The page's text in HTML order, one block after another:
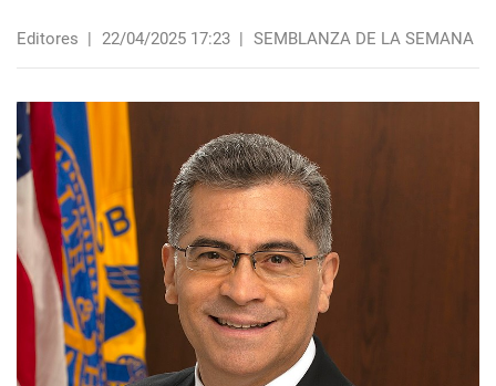
Editores | 22/04/2025 17:23 | SEMBLANZA DE LA SEMANA